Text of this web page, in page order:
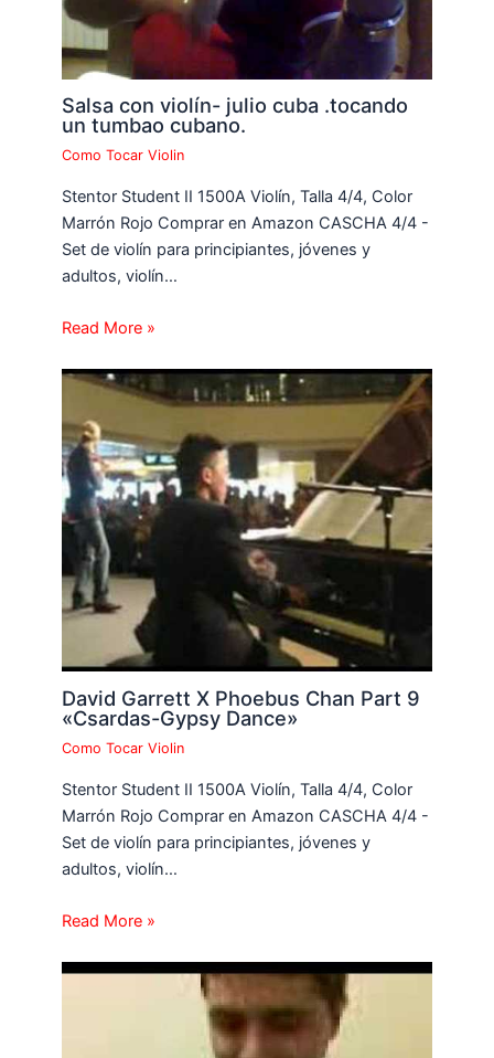
Salsa con violín- julio cuba .tocando
un tumbao cubano.
Como Tocar Violin
Stentor Student II 1500A Violín, Talla 4/4, Color
Marrón Rojo Comprar en Amazon CASCHA 4/4 -
Set de violín para principiantes, jóvenes y
adultos, violín…
Read More »
David Garrett X Phoebus Chan Part 9
«Csardas-Gypsy Dance»
Como Tocar Violin
Stentor Student II 1500A Violín, Talla 4/4, Color
Marrón Rojo Comprar en Amazon CASCHA 4/4 -
Set de violín para principiantes, jóvenes y
adultos, violín…
Read More »